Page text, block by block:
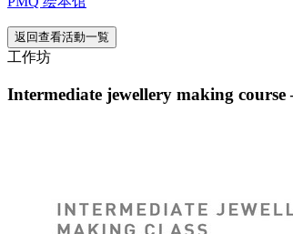
返回查看活動一覧
工作坊
Intermediate jewellery making course